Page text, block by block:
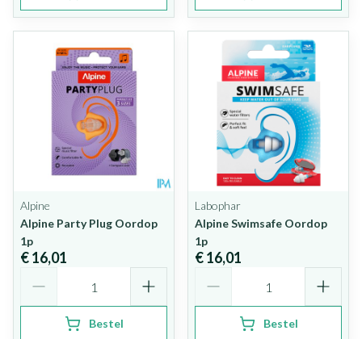
Alpine
Alpine Party Plug Oordop
1p
€ 16,01
Bestel
Labophar
Alpine Swimsafe Oordop
1p
€ 16,01
Bestel